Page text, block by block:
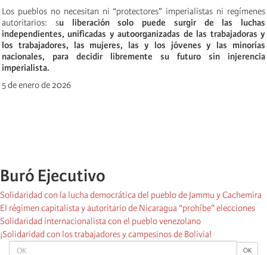
OK OK
Los pueblos no necesitan ni “protectores” imperialistas ni regímenes
autoritarios: su liberación solo puede surgir de las luchas
independientes, unificadas y autoorganizadas de las trabajadoras y
los trabajadores, las mujeres, las y los jóvenes y las minorías
nacionales, para decidir libremente su futuro sin injerencia
imperialista.
5 de enero de 2026
Buró Ejecutivo
Solidaridad con la lucha democrática del pueblo de Jammu y Cachemira
El régimen capitalista y autoritario de Nicaragua “prohíbe” elecciones
Solidaridad internacionalista con el pueblo venezolano
¡Solidaridad con los trabajadores y campesinos de Bolivia!